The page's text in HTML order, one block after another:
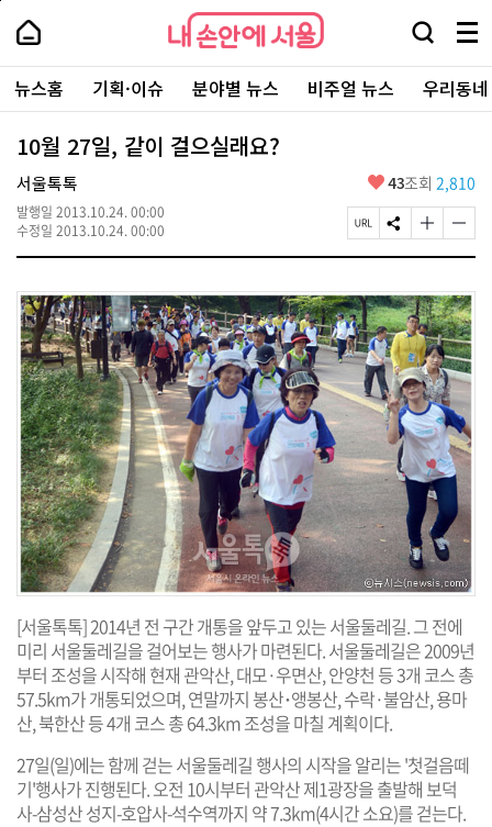
본
로
가
내
손
안
에
서
울
-
서
울
시
대
표
소
포
털
내
손
에
울
검
창
열
기
메
뉴
전
체
보
주
요
서
뉴스홈 기획·이슈 분야별 뉴스 비주얼 뉴스 우리동
10월 27일, 같이 걸으실래요?
서울톡톡
발행일 2013.10.24. 00:00
수정일 2013.10.24. 00:00
좋
요
43조회 2,810
페
이
U
R
L
복
사
S
N
공
유
하
기
글
자
기
크
게
변
경
하
기
글
자
기
작
게
변
경
하
기
[서울톡톡] 2014년 전 구간 개통을 앞두고 있는 서울둘레길. 그 전에
미리 서울둘레길을 걸어보는 행사가 마련된다. 서울둘레길은 2009년
부터 조성을 시작해 현재 관악산, 대모·우면산, 안양천 등 3개 코스 총
57.5km가 개통되었으며, 연말까지 봉산･앵봉산, 수락·불암산, 용마
산, 북한산 등 4개 코스 총 64.3km 조성을 마칠 계획이다.
27일(일)에는 함께 걷는 서울둘레길 행사의 시작을 알리는 '첫걸음떼
기'행사가 진행된다. 오전 10시부터 관악산 제1광장을 출발해 보덕
사-삼성산 성지-호압사-석수역까지 약 7.3km(4시간 소요)를 걷는다.
페
상
단
로